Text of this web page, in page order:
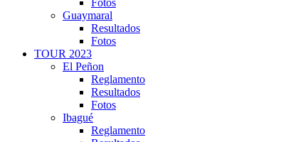
Fotos
Guaymaral
Resultados
Fotos
TOUR 2023
El Peñon
Reglamento
Resultados
Fotos
Ibagué
Reglamento